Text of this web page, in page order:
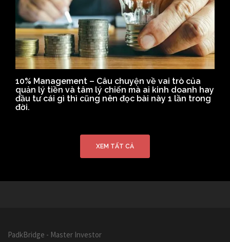
10% Management – Câu chuyện về vai trò của
quản lý tiền và tâm lý chiến mà ai kinh doanh hay
đầu tư cái gì thì cũng nên đọc bài này 1 lần trong
đời.
XEM TẤT CẢ
PadkBridge - Master Investor